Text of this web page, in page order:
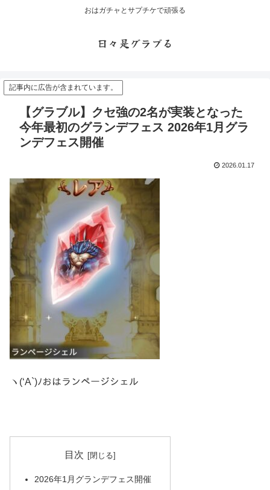
おはガチャとサプチケで頑張る
日々是グラブる
記事内に広告が含まれています。
【グラブル】クセ強の2名が実装となった
今年最初のグランデフェス 2026年1月グラ
ンデフェス開催
2026.01.17
ヽ(‘A`)ﾉおはランページシェル
目次
2026年1月グランデフェス開催